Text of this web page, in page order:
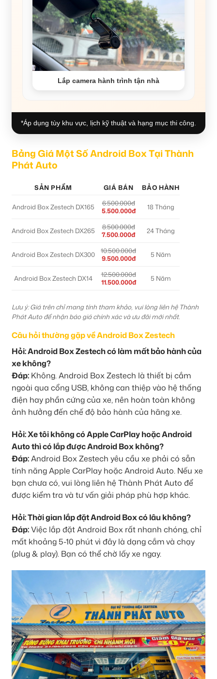
Lắp camera hành trình tận nhà
*Áp dụng tùy khu vực, lịch kỹ thuật và hạng mục thi công.
Bảng Giá Một Số Android Box Tại Thành
Phát Auto
SẢN PHẨM GIÁ BÁN BẢO HÀNH
Android Box Zestech DX165
6.500.000đ
5.500.000đ
18 Tháng
Android Box Zestech DX265
8.500.000đ
7.500.000đ
24 Tháng
Android Box Zestech DX300
10.500.000đ
9.500.000đ
5 Năm
Android Box Zestech DX14
12.500.000đ
11.500.000đ
5 Năm
Lưu ý: Giá trên chỉ mang tính tham khảo, vui lòng liên hệ Thành
Phát Auto để nhận báo giá chính xác và ưu đãi mới nhất.
Câu hỏi thường gặp về Android Box Zestech
Hỏi: Android Box Zestech có làm mất bảo hành của
xe không?
Đáp: Không. Android Box Zestech là thiết bị cắm
ngoài qua cổng USB, không can thiệp vào hệ thống
điện hay phần cứng của xe, nên hoàn toàn không
ảnh hưởng đến chế độ bảo hành của hãng xe.
Hỏi: Xe tôi không có Apple CarPlay hoặc Android
Auto thì có lắp được Android Box không?
Đáp:Android Box Zestech yêu cầu xe phải có sẵn
tính năng Apple CarPlay hoặc Android Auto. Nếu xe
bạn chưa có, vui lòng liên hệ Thành Phát Auto để
được kiểm tra và tư vấn giải pháp phù hợp khác.
Hỏi: Thời gian lắp đặt Android Box có lâu không?
Đáp:Việc lắp đặt Android Box rất nhanh chóng, chỉ
mất khoảng 5-10 phút vì đây là dạng cắm và chạy
(plug & play). Bạn có thể chờ lấy xe ngay.